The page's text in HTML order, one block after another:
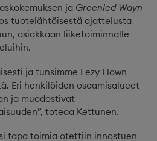
ja Greenled Wayn
tuotelähtöisestä ajattelusta
asiakkaan liiketoiminnalle
ja tunsimme Eezy Flown
Eri henkilöiden osaamisalueet
ja muodostivat
toteaa Kettunen.
tapa toimia otettiin innostuen